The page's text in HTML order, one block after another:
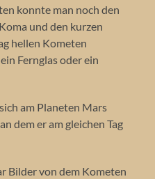
konnte man noch den
und den kurzen
hellen Kometen
Fernglas oder ein
am Planeten Mars
dem er am gleichen Tag
Bilder von dem Kometen